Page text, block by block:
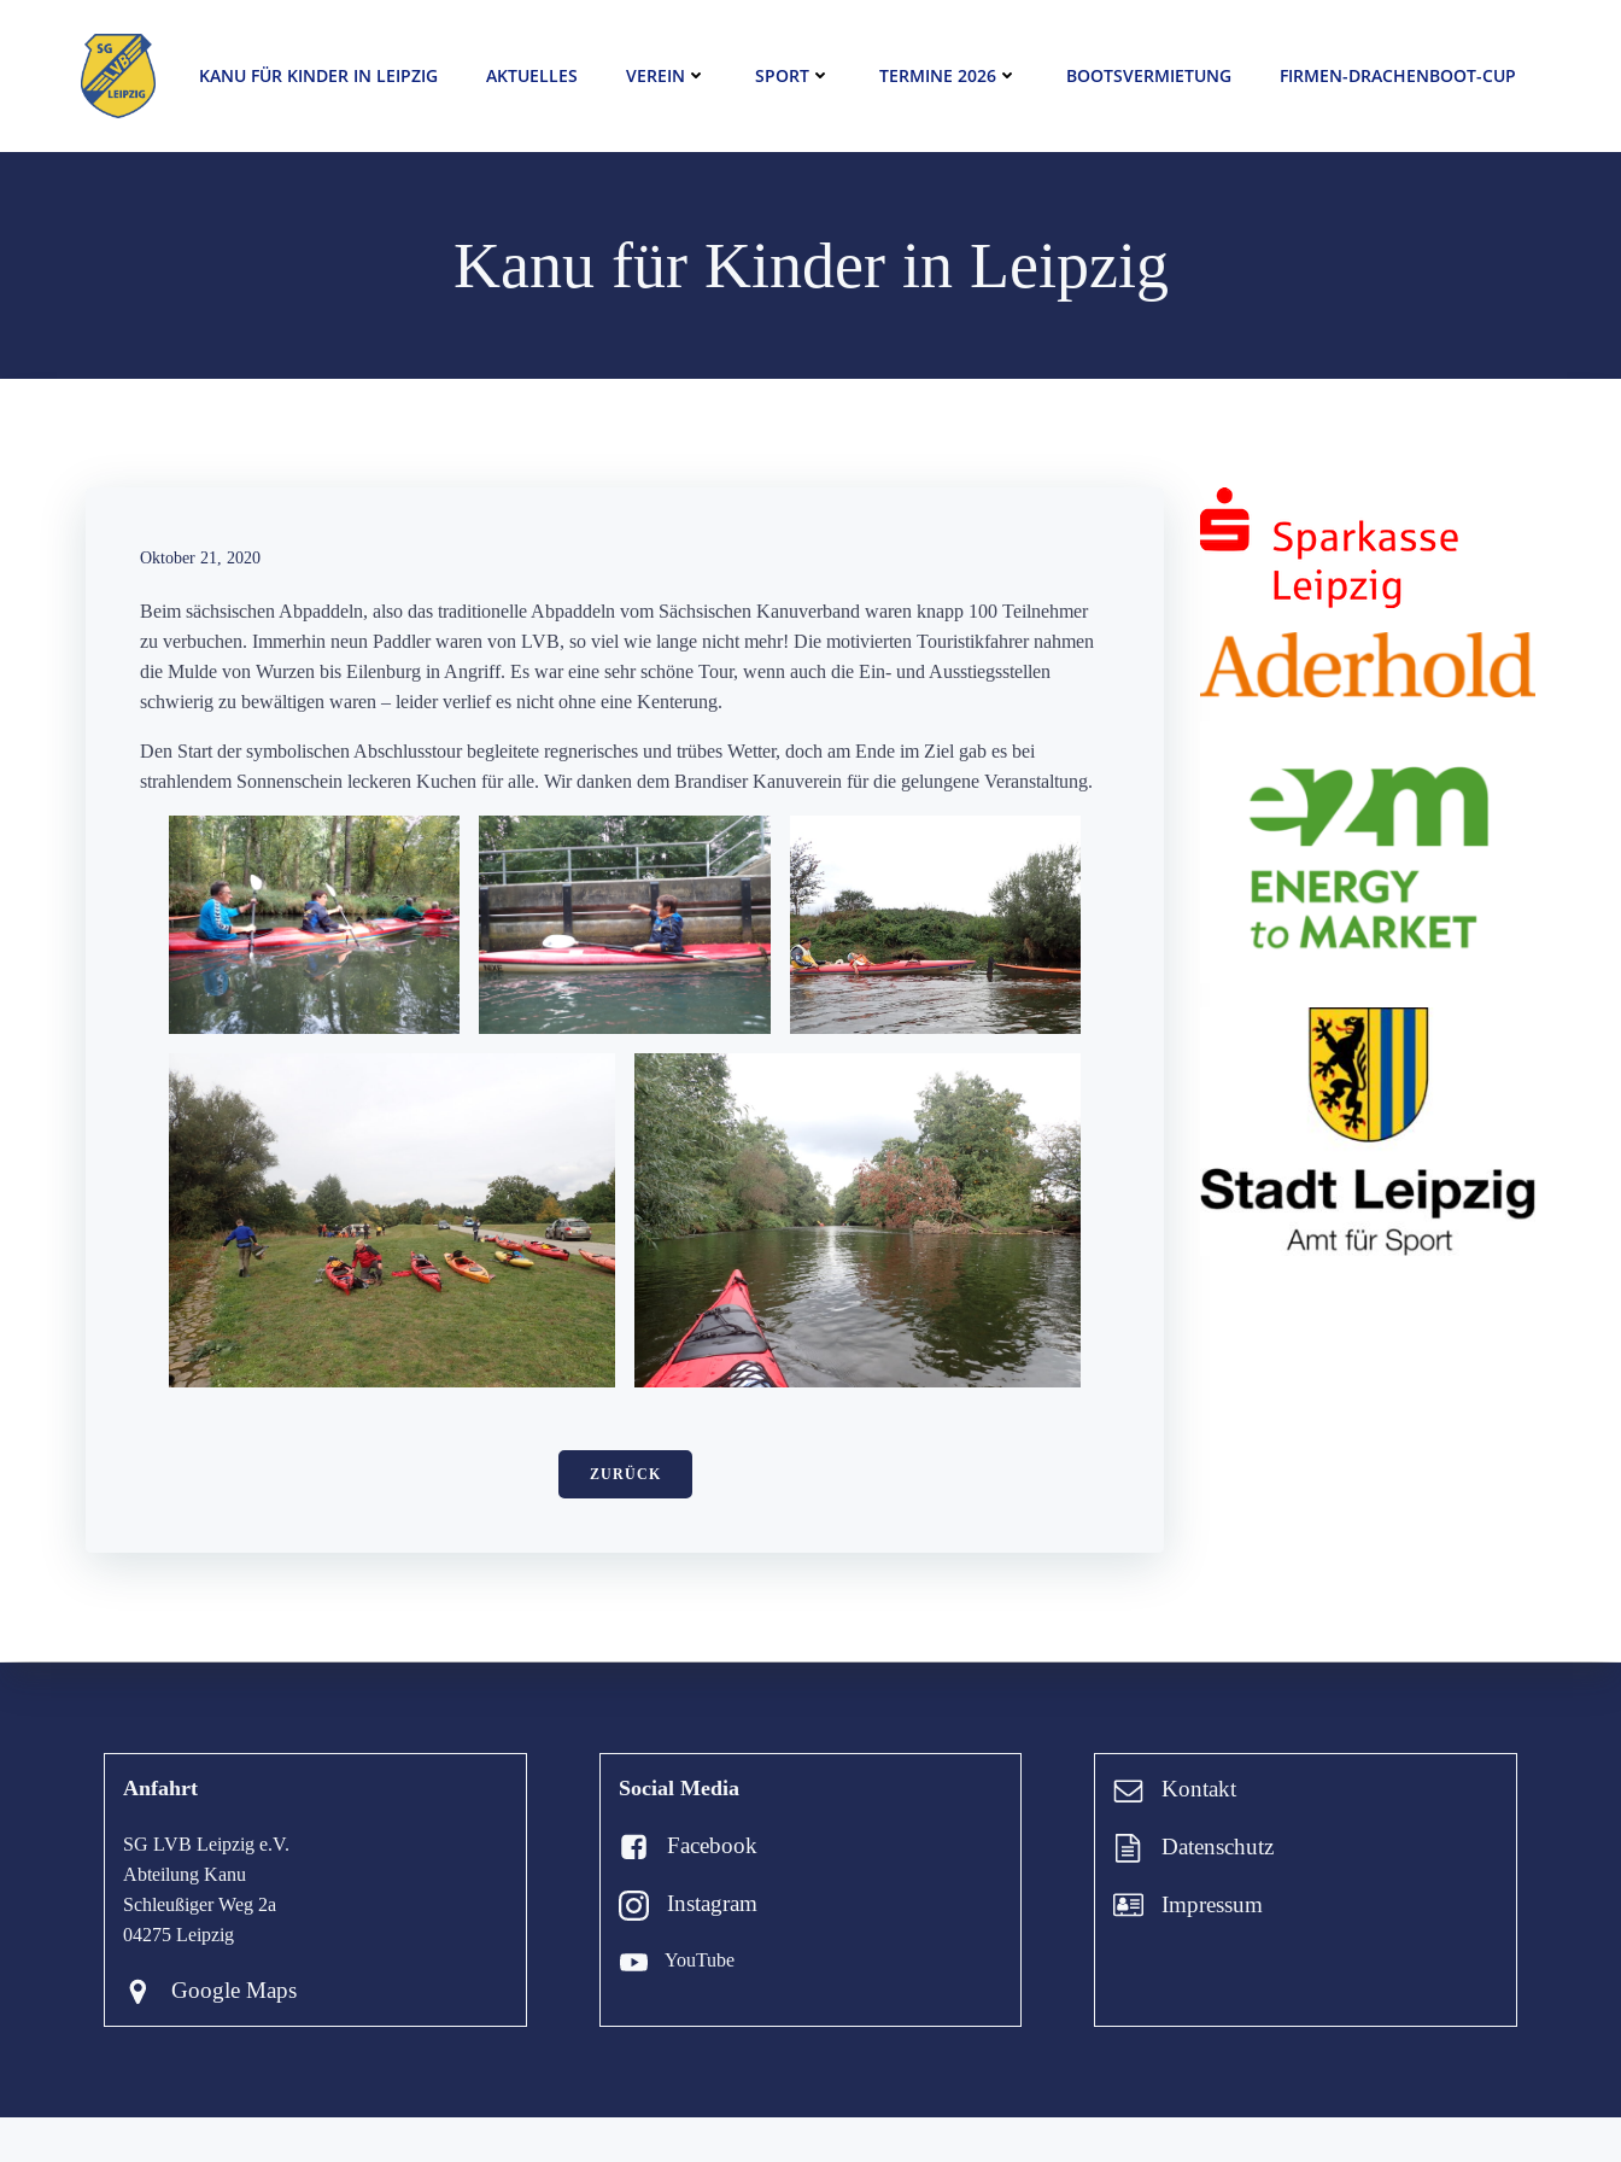
KANU FÜR KINDER IN LEIPZIG AKTUELLES VEREIN SPORT TERMINE 2026 BOOTSVERMIETUNG FIRMEN-DRACHENBOOT-CUP
Kanu für Kinder in Leipzig
Oktober 21, 2020
Beim sächsischen Abpaddeln, also das traditionelle Abpaddeln vom Sächsischen Kanuverband waren knapp 100 Teilnehmer
zu verbuchen. Immerhin neun Paddler waren von LVB, so viel wie lange nicht mehr! Die motivierten Touristikfahrer nahmen
die Mulde von Wurzen bis Eilenburg in Angriff. Es war eine sehr schöne Tour, wenn auch die Ein- und Ausstiegsstellen
schwierig zu bewältigen waren – leider verlief es nicht ohne eine Kenterung.
Den Start der symbolischen Abschlusstour begleitete regnerisches und trübes Wetter, doch am Ende im Ziel gab es bei
strahlendem Sonnenschein leckeren Kuchen für alle. Wir danken dem Brandiser Kanuverein für die gelungene Veranstaltung.
ZURÜCK
Anfahrt
SG LVB Leipzig e.V.
Abteilung Kanu
Schleußiger Weg 2a
04275 Leipzig
Google Maps
Social Media
Facebook
Instagram
YouTube
Kontakt
Datenschutz
Impressum